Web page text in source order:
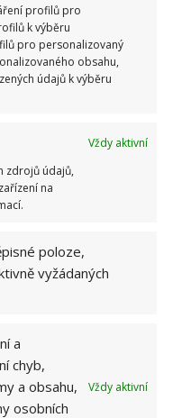
profilů pro
k výběru
pro personalizovaný
obsahu,
údajů k výběru
Vždy aktivní
zdrojů údajů,
na
poloze,
vyžádaných
a
chyb,
a obsahu,
osobních
Vždy aktivní
místnosti cítíte, a
přemalovávat,
stále dobře. U
než jen na
ale stejně
Stěny by měly
rozhodně
provést,
Například na
s profesionálními
a mohou vám
v závislosti na